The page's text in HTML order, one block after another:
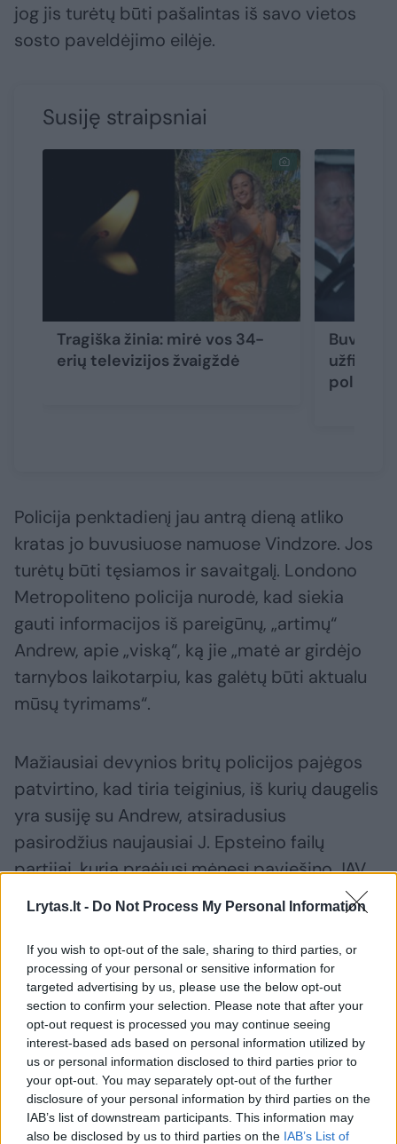
Lrytas.lt - Do Not Process My Personal Information
If you wish to opt-out of the sale, sharing to third parties, or
processing of your personal or sensitive information for
targeted advertising by us, please use the below opt-out
section to confirm your selection. Please note that after your
opt-out request is processed you may continue seeing
interest-based ads based on personal information utilized by
us or personal information disclosed to third parties prior to
your opt-out. You may separately opt-out of the further
disclosure of your personal information by third parties on the
IAB’s list of downstream participants. This information may
also be disclosed by us to third parties on the IAB’s List of
jog jis turėtų būti pašalintas iš savo vietos
sosto paveldėjimo eilėje.
Susiję straipsniai
Tragiška žinia: mirė vos 34-
erių televizijos žvaigždė
Buvęs
policijos
Policija penktadienį jau antrą dieną atliko
kratas jo buvusiuose namuose Vindzore. Jos
turėtų būti tęsiamos ir savaitgalį. Londono
Metropoliteno policija nurodė, kad siekia
gauti informacijos iš pareigūnų, „artimų“
Andrew, apie „viską“, ką jie „matė ar girdėjo
tarnybos laikotarpiu, kas galėtų būti aktualu
mūsų tyrimams“.
Mažiausiai devynios britų policijos pajėgos
patvirtino, kad tiria teiginius, iš kurių daugelis
yra susiję su Andrew, atsiradusius
pasirodžius naujausiai J. Epsteino failų
partijai, kurią praėjusį mėnesį paviešino JAV
vyriausybė. Ją sudaro apie 3 mln.
dokumentų.
A. Mountbattenas-Windsoras, kuris
sulaikymo dieną minėjo 66-ąjį gimtadienį, po
beveik 12 valandų trukusios apklausos
ketvirtadienio vakarą buvo paleistas iš
policijos nuovados.